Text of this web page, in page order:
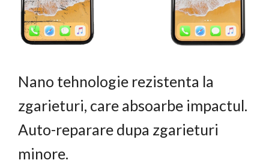
Nano tehnologie rezistenta la
zgarieturi, care absoarbe impactul.
Auto-reparare dupa zgarieturi
minore.